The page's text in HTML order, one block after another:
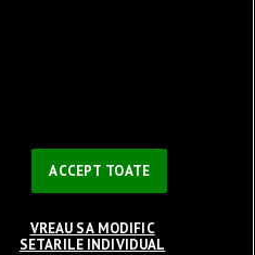
ACCEPT TOATE
VREAU SA MODIFIC
SETARILE INDIVIDUAL